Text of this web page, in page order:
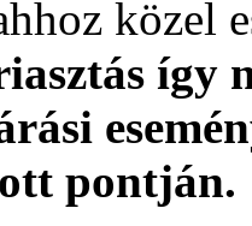
közel
pontján.